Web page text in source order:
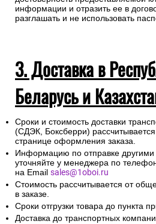
информации и отразить ее в
разглашать и не использовать
3. Доставка в
Беларусь и
Сроки и стоимость доставки
(СДЭК, Боксберри)
странице оформления заказа.
Информацию по отправке другими
уточняйте у менеджера по
на Email sales@1oboi.ru
Стоимость рассчитывается от
в заказе.
Сроки отгрузки товара до пункта
Доставка до транспортных